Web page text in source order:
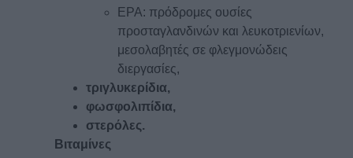
EPA: πρόδρομες ουσίες
προσταγλανδινών και λευκοτριενίων,
μεσολαβητές σε φλεγμονώδεις
διεργασίες,
τριγλυκερίδια,
φωσφολιπίδια,
στερόλες.
Βιταμίνες